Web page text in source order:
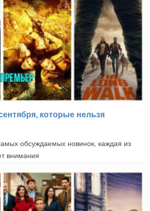
которые нельзя
обсуждаемых новинок, каждая из
внимания